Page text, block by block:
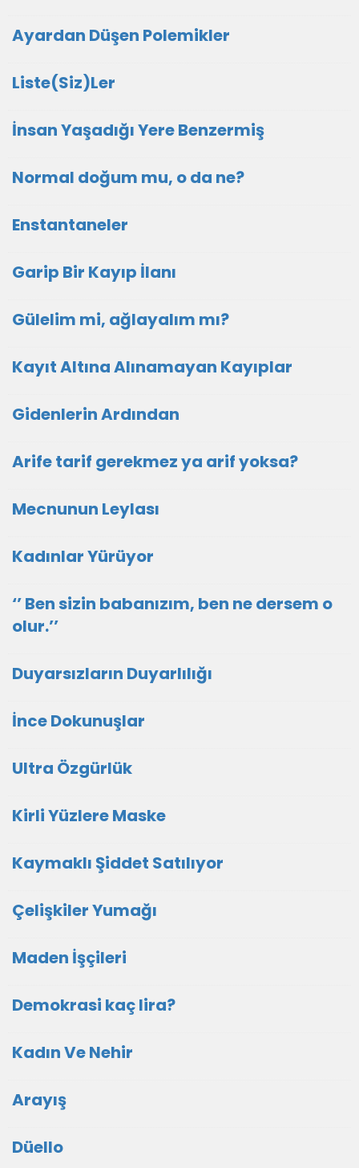
Ayardan Düşen Polemikler
Liste(Siz)Ler
İnsan Yaşadığı Yere Benzermiş
Normal doğum mu, o da ne?
Enstantaneler
Garip Bir Kayıp İlanı
Gülelim mi, ağlayalım mı?
Kayıt Altına Alınamayan Kayıplar
Gidenlerin Ardından
Arife tarif gerekmez ya arif yoksa?
Mecnunun Leylası
Kadınlar Yürüyor
‘’ Ben sizin babanızım, ben ne dersem o
olur.’’
Duyarsızların Duyarlılığı
İnce Dokunuşlar
Ultra Özgürlük
Kirli Yüzlere Maske
Kaymaklı Şiddet Satılıyor
Çelişkiler Yumağı
Maden İşçileri
Demokrasi kaç lira?
Kadın Ve Nehir
Arayış
Düello